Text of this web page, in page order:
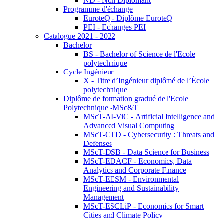
Programme d'échange
EuroteQ - Diplôme EuroteQ
PEI - Echanges PEI
Catalogue 2021 - 2022
Bachelor
BS - Bachelor of Science de l'Ecole
polytechnique
Cycle Ingénieur
X - Titre d’Ingénieur diplômé de l’École
polytechnique
Diplôme de formation gradué de l'Ecole
Polytechnique -MSc&T
MScT-AI-ViC - Artificial Intelligence and
Advanced Visual Computing
MScT-CTD - Cybersecurity : Threats and
Defenses
MScT-DSB - Data Science for Business
MScT-EDACF - Economics, Data
Analytics and Corporate Finance
MScT-EESM - Environmental
Engineering and Sustainability
Management
MScT-ESCLiP - Economics for Smart
Cities and Climate Policy